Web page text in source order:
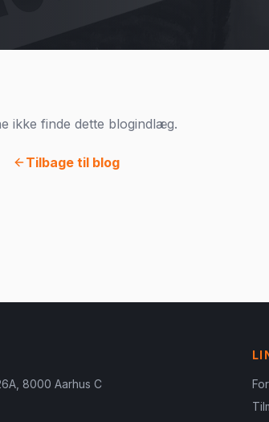
ikke finde dette blogindlæg.
Tilbage til blog
8000 Aarhus C